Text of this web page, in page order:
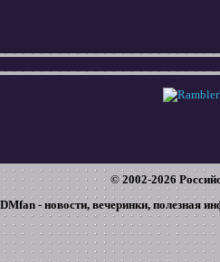
© 2002-2026
DMfan - новости, вечеринки, полезная